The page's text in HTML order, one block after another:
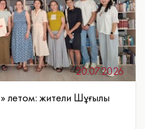
20.07.2026
летом: жители Шұғылы